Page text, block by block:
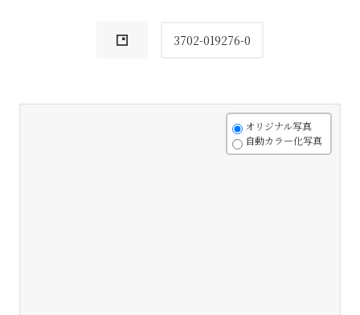
3702-019276-0
オリジナル写真
自動カラー化写真